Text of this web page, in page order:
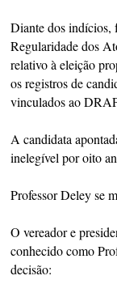
Diante dos indícios,
Regularidade dos
relativo à eleição
os registros de
vinculados ao
A candidata
inelegível por oito
Professor Deley se
O vereador e
conhecido como
decisão: